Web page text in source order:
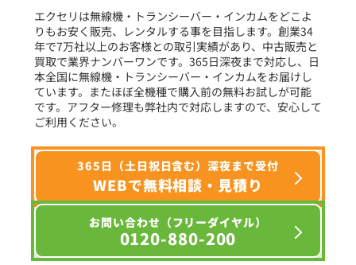
選択条件をリセット
エクセリは無線機・トランシーバー・インカムをどこよ
りもお安く販売、レンタルする事を目指します。創業34
年で7万社以上のお客様との取引実績があり、中古販売と
買取で業界ナンバーワンです。365日深夜まで対応し、日
本全国に無線機・トランシーバー・インカムをお届けし
ています。またほぼ全機種で購入前の無料お試しが可能
です。アフター修理も弊社内で対応しますので、安心して
ご利用ください。
365日（土日祝日含む）深夜まで受付
WEBで無料相談・見積り
お問い合わせ（フリーダイヤル）
0120-880-200